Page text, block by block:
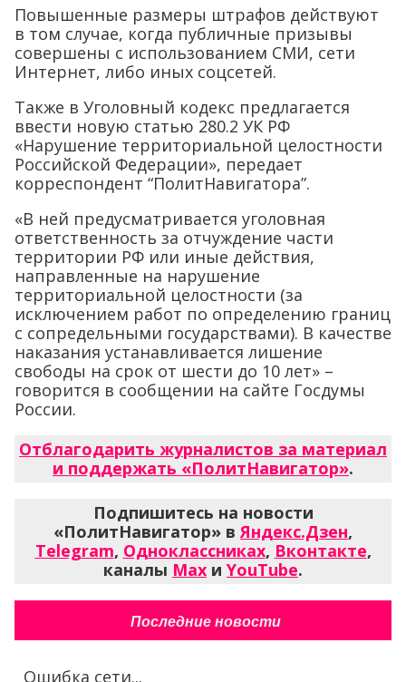
Повышенные размеры штрафов действуют
в том случае, когда публичные призывы
совершены с использованием СМИ, сети
Интернет, либо иных соцсетей.
Также в Уголовный кодекс предлагается
ввести новую статью 280.2 УК РФ
«Нарушение территориальной целостности
Российской Федерации», передает
корреспондент “ПолитНавигатора”.
«В ней предусматривается уголовная
ответственность за отчуждение части
территории РФ или иные действия,
направленные на нарушение
территориальной целостности (за
исключением работ по определению границ
с сопредельными государствами). В качестве
наказания устанавливается лишение
свободы на срок от шести до 10 лет» –
говорится в сообщении на сайте Госдумы
России.
Отблагодарить журналистов за материал
и поддержать «ПолитНавигатор».
Подпишитесь на новости
«ПолитНавигатор» в Яндекс.Дзен,
Telegram, Одноклассниках, Вконтакте,
каналы Max и YouTube.
Последние новости
Ошибка сети...